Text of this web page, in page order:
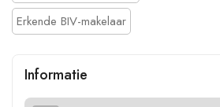
Erkende BIV-makelaar
Informatie